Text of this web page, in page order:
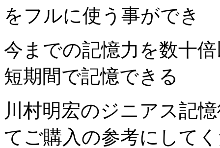
をフルに使う事ができ
今までの記憶力を数十
短期間で記憶できる
川村明宏のジニアス記
てご購入の参考にして